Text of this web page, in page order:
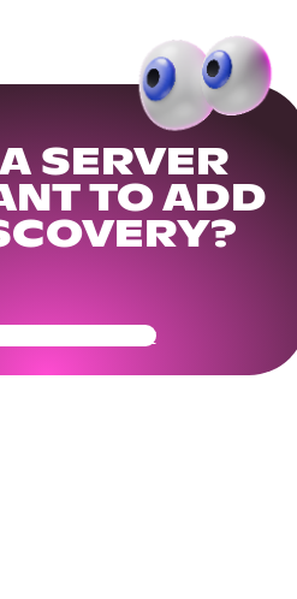
SERVER
TO ADD
Community Ready